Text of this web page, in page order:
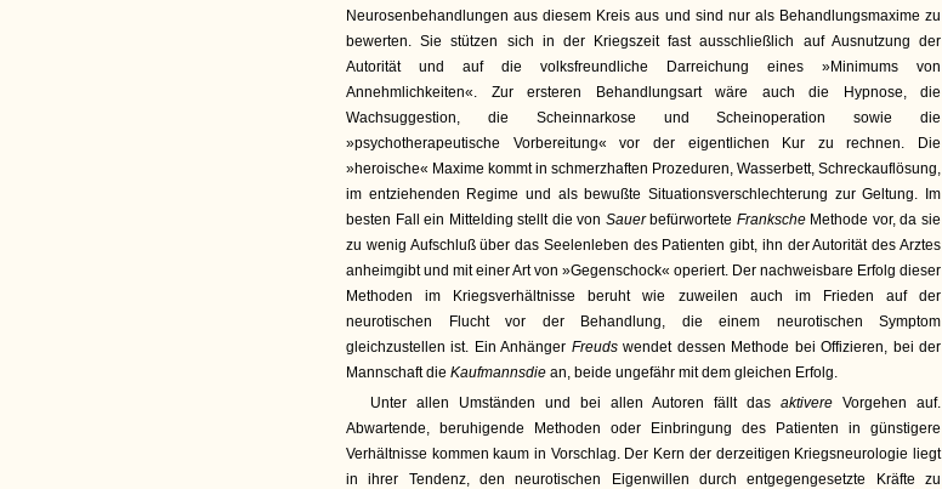
Neurosenbehandlungen aus diesem Kreis aus und sind nur als Behandlungsmaxime zu
bewerten. Sie stützen sich in der Kriegszeit fast ausschließlich auf Ausnutzung der
Autorität und auf die volksfreundliche Darreichung eines »Minimums von
Annehmlichkeiten«. Zur ersteren Behandlungsart wäre auch die Hypnose, die
Wachsuggestion, die Scheinnarkose und Scheinoperation sowie die
»psychotherapeutische Vorbereitung« vor der eigentlichen Kur zu rechnen. Die
»heroische« Maxime kommt in schmerzhaften Prozeduren, Wasserbett, Schreckauflösung,
im entziehenden Regime und als bewußte Situationsverschlechterung zur Geltung. Im
besten Fall ein Mittelding stellt die von Sauer befürwortete Franksche Methode vor, da sie
zu wenig Aufschluß über das Seelenleben des Patienten gibt, ihn der Autorität des Arztes
anheimgibt und mit einer Art von »Gegenschock« operiert. Der nachweisbare Erfolg dieser
Methoden im Kriegsverhältnisse beruht wie zuweilen auch im Frieden auf der
neurotischen Flucht vor der Behandlung, die einem neurotischen Symptom
gleichzustellen ist. Ein Anhänger Freudswendet dessen Methode bei Offizieren, bei der
Mannschaft die Kaufmannsdie an, beide ungefähr mit dem gleichen Erfolg.
Unter allen Umständen und bei allen Autoren fällt das aktivere Vorgehen auf.
Abwartende, beruhigende Methoden oder Einbringung des Patienten in günstigere
Verhältnisse kommen kaum in Vorschlag. Der Kern der derzeitigen Kriegsneurologie liegt
in ihrer Tendenz, den neurotischen Eigenwillen durch entgegengesetzte Kräfte zu